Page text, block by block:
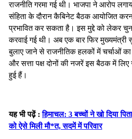
राजनीति गरमा गई थी। भाजपा ने आरोप
संहिता के दौरान कैबिनेट बैठक आयोजित
प्रभावित कर सकता है। इस मुद्दे को लेकर
करवाई गई थी। अब एक बार फिर मुख्यमंत्री
बुलाए जाने से राजनीतिक हलकों में चर्चाओं का
और सत्ता पक्ष दोनों की नजरें इस बैठक में
हुई हैं।
यह भी पढ़ें :हिमाचल: 3 बच्चों ने खो दिया
को ऐसे मिली मौ*त, सदमें में परिवार